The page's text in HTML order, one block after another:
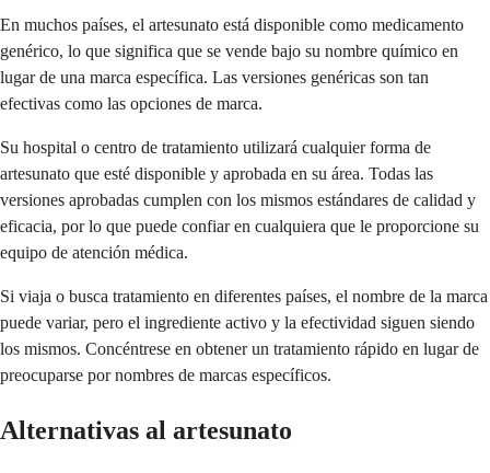
En muchos países, el artesunato está disponible como medicamento
genérico, lo que significa que se vende bajo su nombre químico en
lugar de una marca específica. Las versiones genéricas son tan
efectivas como las opciones de marca.
Su hospital o centro de tratamiento utilizará cualquier forma de
artesunato que esté disponible y aprobada en su área. Todas las
versiones aprobadas cumplen con los mismos estándares de calidad y
eficacia, por lo que puede confiar en cualquiera que le proporcione su
equipo de atención médica.
Si viaja o busca tratamiento en diferentes países, el nombre de la marca
puede variar, pero el ingrediente activo y la efectividad siguen siendo
los mismos. Concéntrese en obtener un tratamiento rápido en lugar de
preocuparse por nombres de marcas específicos.
Alternativas al artesunato